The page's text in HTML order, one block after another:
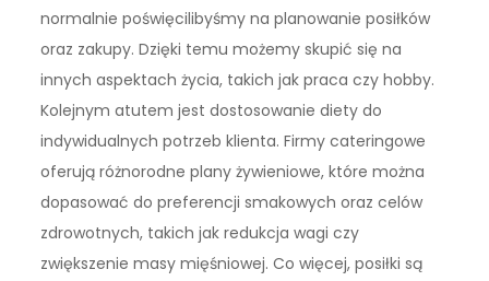
normalnie poświęcilibyśmy na planowanie posiłków
oraz zakupy. Dzięki temu możemy skupić się na
innych aspektach życia, takich jak praca czy hobby.
Kolejnym atutem jest dostosowanie diety do
indywidualnych potrzeb klienta. Firmy cateringowe
oferują różnorodne plany żywieniowe, które można
dopasować do preferencji smakowych oraz celów
zdrowotnych, takich jak redukcja wagi czy
zwiększenie masy mięśniowej. Co więcej, posiłki są